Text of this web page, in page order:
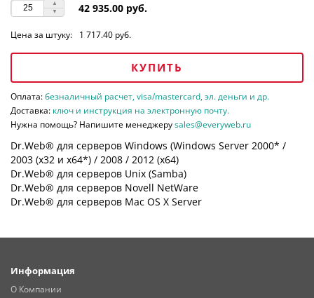
42 935.00 руб.
Цена за штуку: 1 717.40 руб.
КУПИТЬ
Оплата:безналичный расчет, visa/mastercard, эл. деньги и др.
Доставка: ключ и инструкция на электронную почту.
Нужна помощь? Напишите менеджеруsales@everyweb.ru
Dr.Web® для серверов Windows (Windows Server 2000* /
2003 (х32 и х64*) / 2008 / 2012 (х64)
Dr.Web® для серверов Unix (Samba)
Dr.Web® для серверов Novell NetWare
Dr.Web® для серверов Mac OS X Server
Информация
О Компании